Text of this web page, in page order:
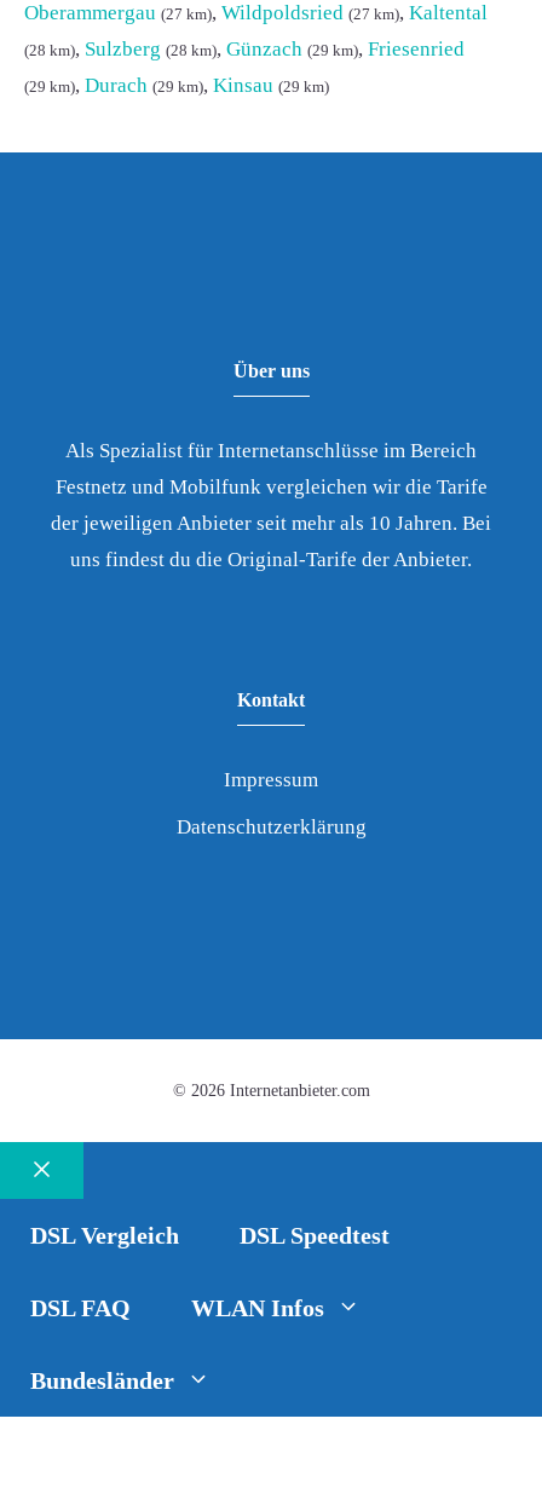
Oberammergau (27 km), Wildpoldsried (27 km), Kaltental
(28 km), Sulzberg (28 km), Günzach (29 km), Friesenried
(29 km), Durach (29 km), Kinsau (29 km)
Über uns
Als Spezialist für Internetanschlüsse im Bereich
Festnetz und Mobilfunk vergleichen wir die Tarife
der jeweiligen Anbieter seit mehr als 10 Jahren. Bei
uns findest du die Original-Tarife der Anbieter.
Kontakt
Impressum
Datenschutzerklärung
© 2026 Internetanbieter.com
Schließen
DSL Vergleich DSL Speedtest
DSL FAQ WLAN Infos
Bundesländer